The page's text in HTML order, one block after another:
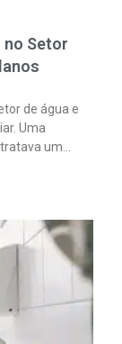
no Setor
de água e
Uma
um